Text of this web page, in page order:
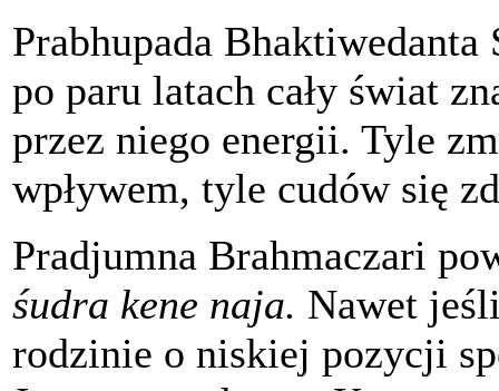
Prabhupada
po paru latach cały świat
przez niego energii. Tyle
wpływem, tyle cudów się
Pradjumna Brahmaczari
śudra kene naja. Nawet
rodzinie o niskiej pozycji